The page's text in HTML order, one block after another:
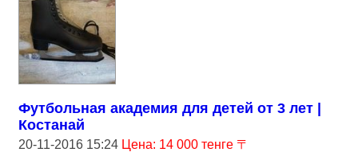
Футбольная академия для детей от 3 лет |
Костанай
20-11-2016 15:24 Цена: 14 000 тенге 〒